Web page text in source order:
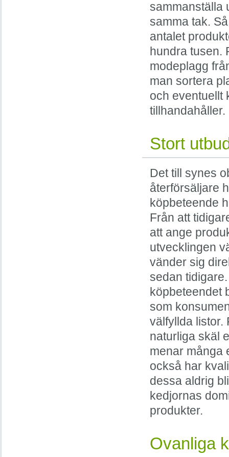
sammanställa
samma tak.
antalet
hundra tusen.
modeplagg
man sortera
och eventuellt
tillhandahåller.
Stort
Det till synes
återförsäljare
köpbeteende
Från att
att ange
utvecklingen
vänder sig
sedan
köpbeteendet
som
välfyllda listor.
naturliga skäl
menar många
också har
dessa aldrig
kedjornas
produkter.
Ovanliga